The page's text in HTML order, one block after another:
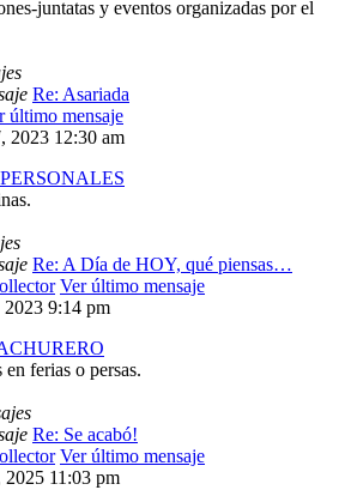
juntatas y eventos organizadas por el
Re: Asariada
último mensaje
2023 12:30 am
Re: A Día de HOY, qué piensas…
Ver último mensaje
9:14 pm
ferias o persas.
Re: Se acabó!
Ver último mensaje
11:03 pm